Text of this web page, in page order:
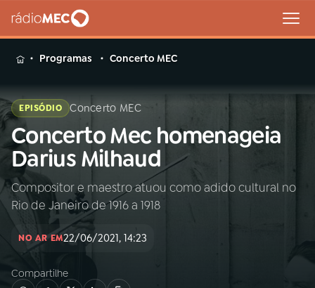
MENU
Buscar
na
Rádio
MEC
Buscar
Início
INÍCIO
Programas Concerto MEC
EPISÓDIO Concerto MEC
Concerto Mec homenageia
Darius Milhaud
Compositor e maestro atuou como adido cultural no
Rio de Janeiro de 1916 a 1918
NO AR EM22/06/2021, 14:23
Compartilhe